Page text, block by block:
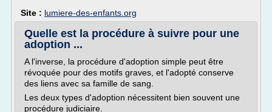
Site : lumiere-des-enfants.org
Quelle est la procédure à suivre pour une
adoption ...
A l'inverse, la procédure d'adoption simple peut être
révoquée pour des motifs graves, et l'adopté conserve
des liens avec sa famille de sang.
Les deux types d'adoption nécessitent bien souvent une
procédure judiciaire.